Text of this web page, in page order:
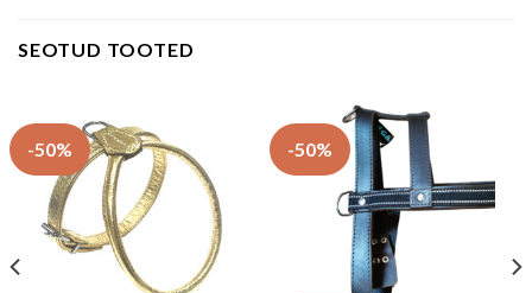
SEOTUD TOOTED
-50% -50%